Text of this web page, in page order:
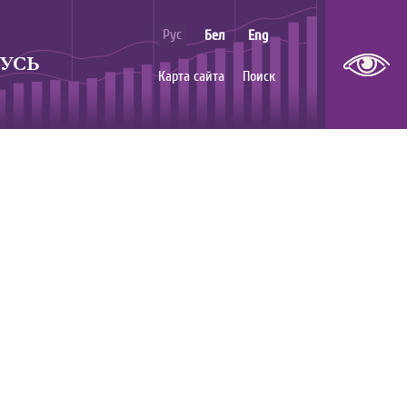
Рус Бел Eng
Карта сайта Поиск